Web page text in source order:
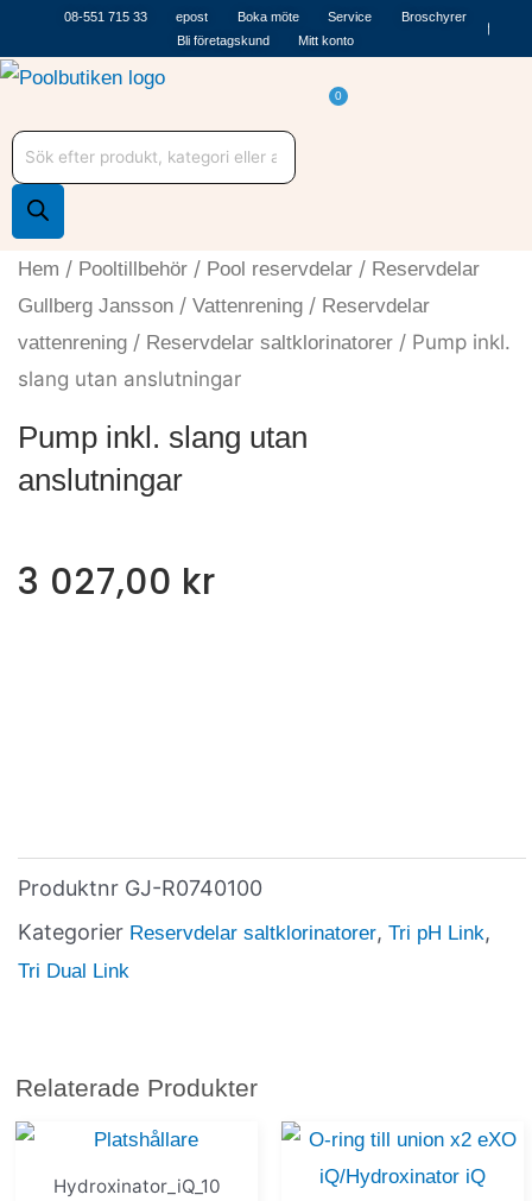
till
innehåll
08-551 715 33 epost Boka möte Service
Broschyrer
Bli företagskund
Mitt konto
0
Varukorg
Produktsökning
Hem / Pooltillbehör / Pool reservdelar / Reservdelar
Gullberg Jansson / Vattenrening / Reservdelar
vattenrening / Reservdelar saltklorinatorer / Pump inkl.
slang utan anslutningar
Pump inkl. slang utan
anslutningar
3 027,00 kr
Produktnr GJ-R0740100
Kategorier Reservdelar saltklorinatorer, Tri pH Link,
Tri Dual Link
Relaterade Produkter
Hydroxinator_iQ_10